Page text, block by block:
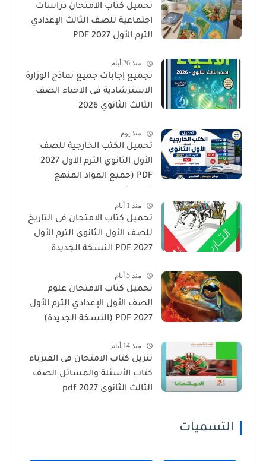
تحميل كتاب الامتحان دراسات
اجتماعية للصف الثالث الإعدادي
الترم الأول 2027 PDF
منذ 26 أيام
تجميع إجابات جميع نماذج الوزارة
الاسترشادية فى الأحياء الصف
الثالث الثانوي 2026
منذ يوم
تحميل الكتب الخارجية للصف
الأول الثانوي الترم الأول 2027
PDF (جميع المواد المنهج
منذ 1 أيام
تحميل كتاب الامتحان فى التاريخ
للصف الأول الثانوى الترم الأول
2027 PDF النسخة الجديدة
منذ 5 أيام
تحميل كتاب الامتحان علوم
الصف الأول الإعدادي الترم الأول
2027 PDF (النسخة الجديدة)
منذ 14 أيام
تنزيل كتاب الامتحان فى الفيزياء
كتاب الأسئلة والمسائل الصف
الثالث الثانوى 2027 pdf
التسميات